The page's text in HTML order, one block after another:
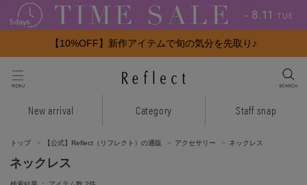
【10%OFF】新作アイテムで旬の気分を先取り♪
New arrival Category Staff snap
トップ 【公式】Reflect（リフレクト）の通販 アクセサリー ネックレス
ネックレス